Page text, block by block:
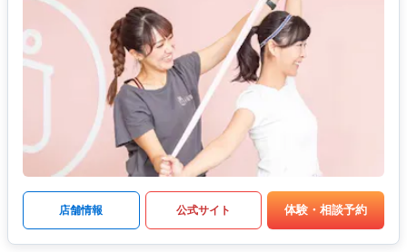
店舗情報 公式サイト 体験・相談予約